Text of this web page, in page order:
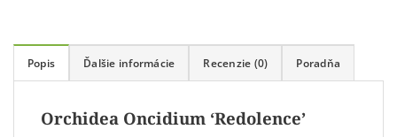
Popis Ďalšie informácie Recenzie (0) Poradňa
Orchidea Oncidium ‘Redolence’